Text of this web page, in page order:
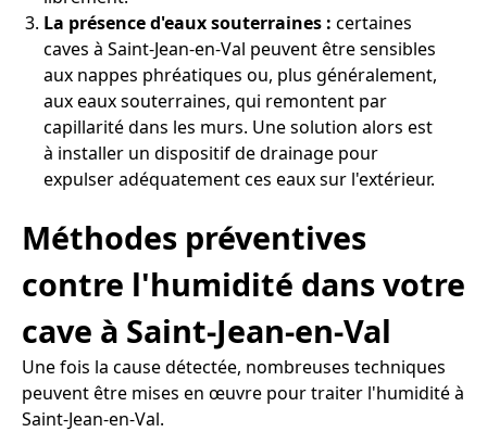
La présence d'eaux souterraines : certaines
caves à Saint-Jean-en-Val peuvent être sensibles
aux nappes phréatiques ou, plus généralement,
aux eaux souterraines, qui remontent par
capillarité dans les murs. Une solution alors est
à installer un dispositif de drainage pour
expulser adéquatement ces eaux sur l'extérieur.
Méthodes préventives
contre l'humidité dans votre
cave à Saint-Jean-en-Val
Une fois la cause détectée, nombreuses techniques
peuvent être mises en œuvre pour traiter l'humidité à
Saint-Jean-en-Val.